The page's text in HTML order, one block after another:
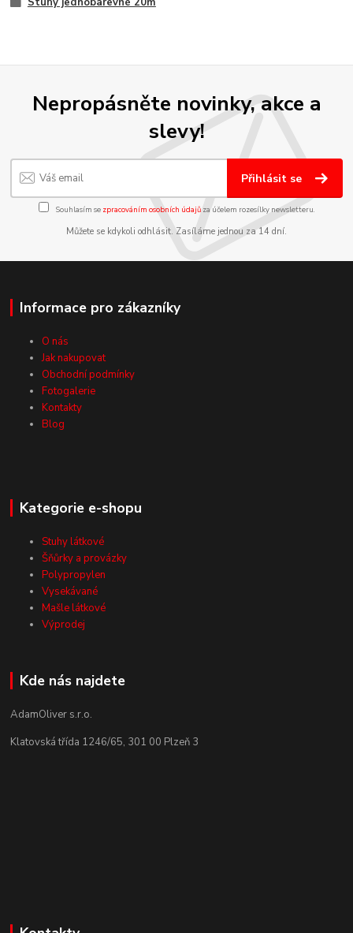
Nepropásněte novinky, akce a
slevy!
Přihlásit se
Souhlasím se zpracováním osobních údajůza účelem rozesílky newsletteru.
Můžete se kdykoli odhlásit. Zasíláme jednou za 14 dní.
Informace pro zákazníky
O nás
Jak nakupovat
Obchodní podmínky
Fotogalerie
Kontakty
Blog
Kategorie e-shopu
Stuhy látkové
Šňůrky a provázky
Polypropylen
Vysekávané
Mašle látkové
Výprodej
Kde nás najdete
AdamOliver s.r.o.
Klatovská třída 1246/65, 301 00 Plzeň 3